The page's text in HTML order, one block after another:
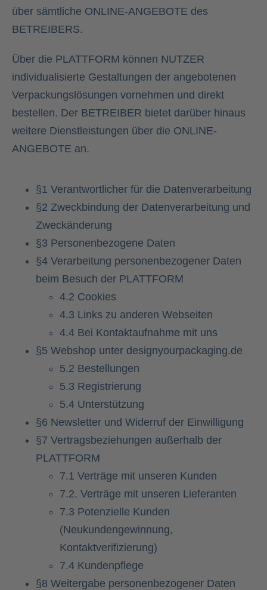
über sämtliche ONLINE-ANGEBOTE des
BETREIBERS.
Über die PLATTFORM können NUTZER
individualisierte Gestaltungen der angebotenen
Verpackungslösungen vornehmen und direkt
bestellen. Der BETREIBER bietet darüber hinaus
weitere Dienstleistungen über die ONLINE-
ANGEBOTE an.
§1 Verantwortlicher für die Datenverarbeitung
§2 Zweckbindung der Datenverarbeitung und
Zweckänderung
§3 Personenbezogene Daten
§4 Verarbeitung personenbezogener Daten
beim Besuch der PLATTFORM
4.2 Cookies
4.3 Links zu anderen Webseiten
4.4 Bei Kontaktaufnahme mit uns
§5 Webshop unter designyourpackaging.de
5.2 Bestellungen
5.3 Registrierung
5.4 Unterstützung
§6 Newsletter und Widerruf der Einwilligung
§7 Vertragsbeziehungen außerhalb der
PLATTFORM
7.1 Verträge mit unseren Kunden
7.2. Verträge mit unseren Lieferanten
7.3 Potenzielle Kunden
(Neukundengewinnung,
Kontaktverifizierung)
7.4 Kundenpflege
§8 Weitergabe personenbezogener Daten